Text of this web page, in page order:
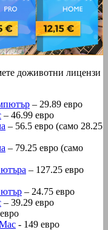
доживотни лицензи
– 29.89 евро
– 46.99 евро
– 56.5 евро (само 28.25
– 79.25 евро (само
– 127.25 евро
– 24.75 евро
– 39.29 евро
- 149 евро